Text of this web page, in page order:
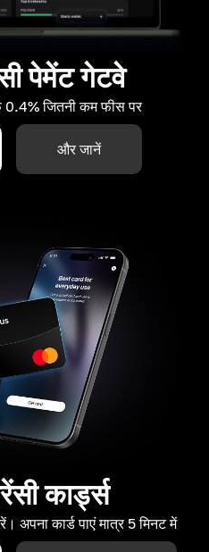
पेमेंट गेटवे
0.4% जितनी कम फीस पर
और जानें
कार्ड्स
अपना कार्ड पाएं मात्र 5 मिनट में